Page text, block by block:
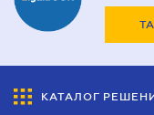
КАТАЛОГ